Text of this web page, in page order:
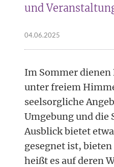
und
04.06.2025
Im Sommer dienen
unter freiem
seelsorgliche
Umgebung und
Ausblick bietet
gesegnet ist,
heißt es auf deren